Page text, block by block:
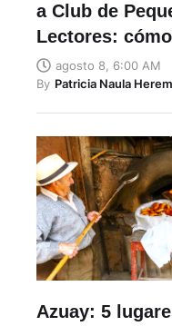
a Club de
Lectores:
agosto 8, 6:00 AM
By Patricia Naula
Azuay: 5